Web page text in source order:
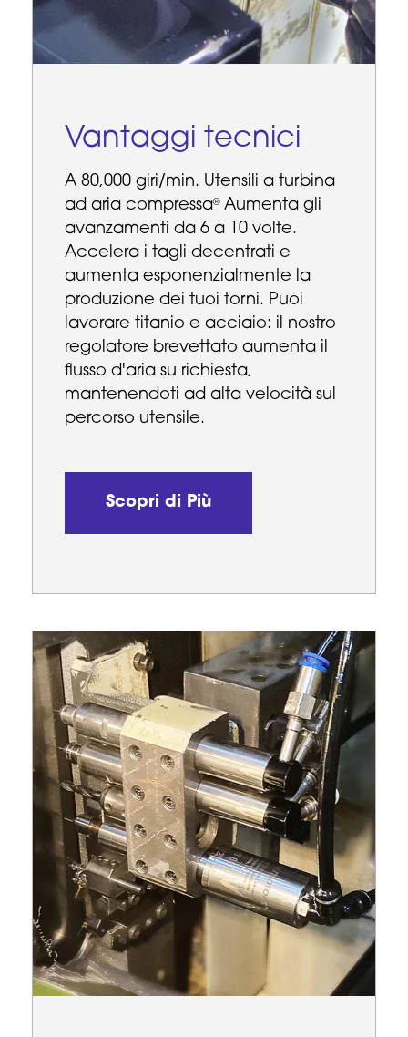
Vantaggi tecnici
A 80,000 giri/min. Utensili a turbina
ad aria compressa®Aumenta gli
avanzamenti da 6 a 10 volte.
Accelera i tagli decentrati e
aumenta esponenzialmente la
produzione dei tuoi torni. Puoi
lavorare titanio e acciaio: il nostro
regolatore brevettato aumenta il
flusso d'aria su richiesta,
mantenendoti ad alta velocità sul
percorso utensile.
Scopri di Più